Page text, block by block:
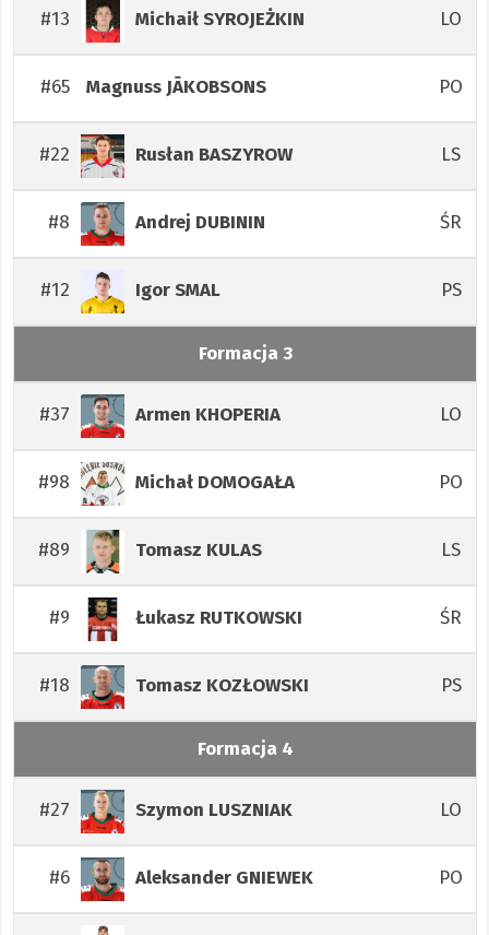
#13 MichaiłSYROJEŻKIN LO
#65 MagnussJĀKOBSONS PO
#22 Rusłan BASZYROW LS
#8 Andrej DUBININ ŚR
#12 IgorSMAL PS
Formacja 3
#37 Armen KHOPERIA LO
#98 Michał DOMOGAŁA PO
#89 Tomasz KULAS LS
#9 Łukasz RUTKOWSKI ŚR
#18 Tomasz KOZŁOWSKI PS
Formacja 4
#27 Szymon LUSZNIAK LO
#6 Aleksander GNIEWEK PO